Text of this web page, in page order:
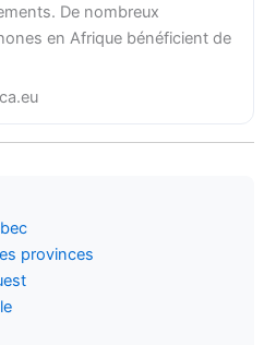
De nombreux
en Afrique bénéficient de
provinces